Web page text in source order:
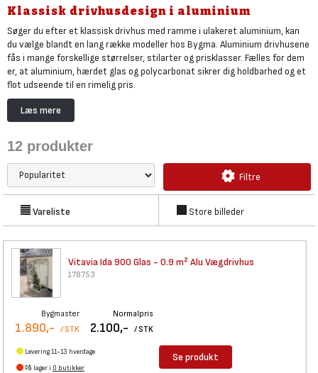
Klassisk drivhusdesign i aluminium
Søger du efter et klassisk drivhus med ramme i ulakeret aluminium, kan
du vælge blandt en lang række modeller hos Bygma. Aluminium drivhusene
fås i mange forskellige størrelser, stilarter og prisklasser. Fælles for dem
er, at aluminium, hærdet glas og polycarbonat sikrer dig holdbarhed og et
flot udseende til en rimelig pris.
De mange forskellige designs, pris, holdbarhed og let montage gør alu
drivhuse til et oplagt valg at undersøge, når du vil finde drivhuset til
orangeri, får du kvalitetsdrivhuse, der har robust konstruktion og evnne
året rundt.
I Bygmas udvalg afdrivhusefinder du bådelille alu drivhus under 5 m²,
mellemstore alu drivhuse på 5 til 10 m²
ogstore alu drivhuse
Læs mere
12 produkter
Filtre
Vareliste Store billeder
Vitavia Ida 900 Glas - 0.9 m² Alu Vægdrivhus
178753
Bygmaster
1.890,- / STK
Normalpris
2.100,- / STK
Levering 11-13 hverdage
På lager i 0 butikker
Se produkt